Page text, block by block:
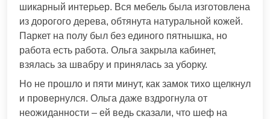
шикарный интерьер. Вся мебель была изготовлена
из дорогого дерева, обтянута натуральной кожей.
Паркет на полу был без единого пятнышка, но
работа есть работа. Ольга закрыла кабинет,
взялась за швабру и принялась за уборку.
Но не прошло и пяти минут, как замок тихо щелкнул
и провернулся. Ольга даже вздрогнула от
неожиданности – ей ведь сказали, что шеф на